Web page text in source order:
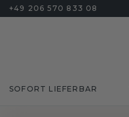
+49 206 570 833 08
SOFORT LIEFERBAR